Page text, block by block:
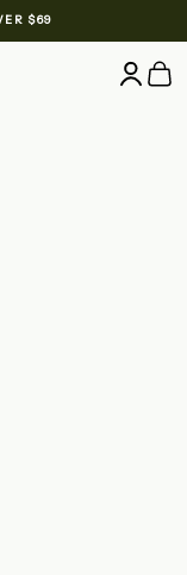
$69
Website
Login
Cart